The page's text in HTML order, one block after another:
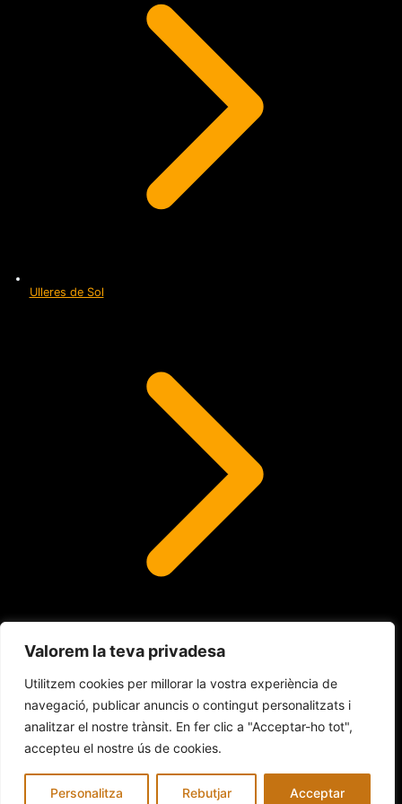
Valorem la teva privadesa
Utilitzem cookies per millorar la vostra experiència de
navegació, publicar anuncis o contingut personalitzats i
analitzar el nostre trànsit. En fer clic a "Acceptar-ho tot",
accepteu el nostre ús de cookies.
Personalitza Rebutjar Acceptar
Ulleres de Sol
Lents de contacte
© 2026 INDALO ÓPTICA